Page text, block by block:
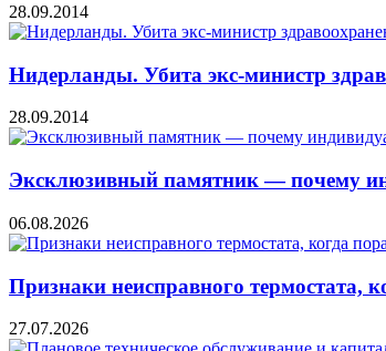
28.09.2014
Нидерланды. Убита экс-министр
28.09.2014
Эксклюзивный памятник — почему
06.08.2026
Признаки неисправного термостата,
27.07.2026